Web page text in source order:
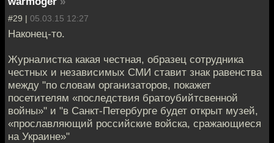
#29 | 05.03.15 12:27
Наконец-то.
Журналистка какая честная, образец сотрудника
честных и независимых СМИ ставит знак равенства
между "по словам организаторов, покажет
посетителям «последствия братоубийтсвенной
войны»" и "в Санкт-Петербурге будет открыт музей,
«прославляющий российские войска, сражающиеся
на Украине»"